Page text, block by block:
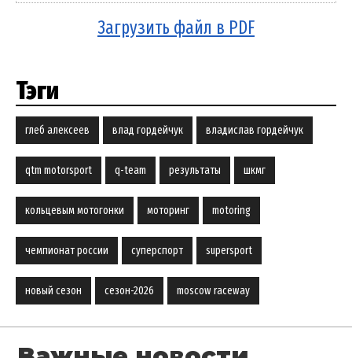
Загрузить файл в PDF
Тэги
глеб алексеев влад гордейчук владислав гордейчук
qtm motorsport q-team результаты шкмг
кольцевым мотогонки моторинг motoring
чемпионат россии суперспорт supersport
новый сезон сезон-2026 moscow raceway